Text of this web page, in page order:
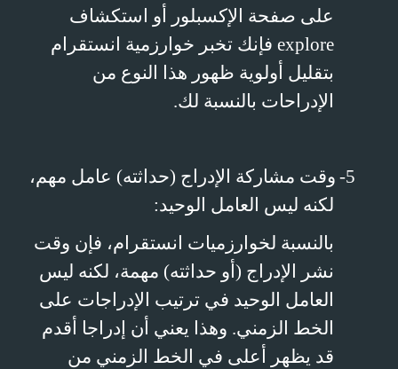
على صفحة الإكسبلور أو استكشاف
explore فإنك تخبر خوارزمية انستقرام
بتقليل أولوية ظهور هذا النوع من
الإدراحات بالنسبة لك.
5- وقت مشاركة الإدراج (حداثته) عامل مهم،
لكنه ليس العامل الوحيد:
بالنسبة لخوارزميات انستقرام، فإن وقت
نشر الإدراج (أو حداثته) مهمة، لكنه ليس
العامل الوحيد في ترتيب الإدراجات على
الخط الزمني. وهذا يعني أن إدراجا أقدم
قد يظهر أعلى في الخط الزمني من